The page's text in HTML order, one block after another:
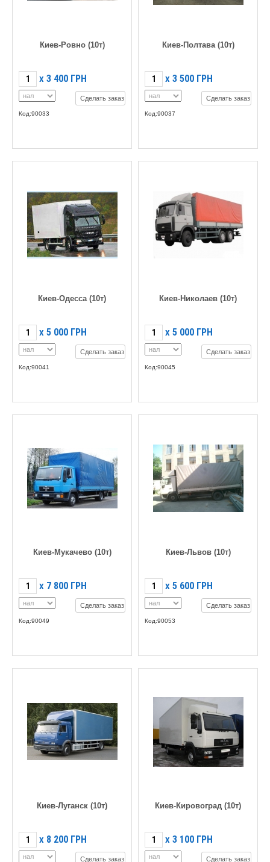
Киев-Ровно (10т)
X 3 400 ГРН
Сделать заказ
Код:90033
Киев-Полтава (10т)
X 3 500 ГРН
Сделать заказ
Код:90037
Киев-Одесса (10т)
X 5 000 ГРН
Сделать заказ
Код:90041
Киев-Николаев (10т)
X 5 000 ГРН
Сделать заказ
Код:90045
Киев-Мукачево (10т)
X 7 800 ГРН
Сделать заказ
Код:90049
Киев-Львов (10т)
X 5 600 ГРН
Сделать заказ
Код:90053
Киев-Луганск (10т)
X 8 200 ГРН
Сделать заказ
Киев-Кировоград (10т)
X 3 100 ГРН
Сделать заказ